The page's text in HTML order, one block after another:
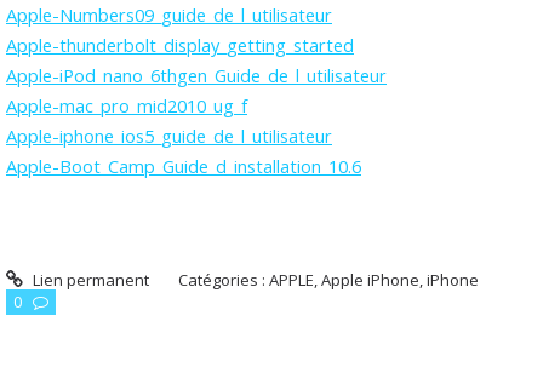
Apple-Numbers09_guide_de_l_utilisateur
Apple-thunderbolt_display_getting_started
Apple-iPod_nano_6thgen_Guide_de_l_utilisateur
Apple-mac_pro_mid2010_ug_f
Apple-iphone_ios5_guide_de_l_utilisateur
Apple-Boot_Camp_Guide_d_installation_10.6
Lien permanent Catégories :APPLE,Apple iPhone,iPhone
0